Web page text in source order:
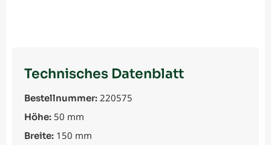
Technisches Datenblatt
Bestellnummer: 220575
Höhe: 50 mm
Breite: 150 mm